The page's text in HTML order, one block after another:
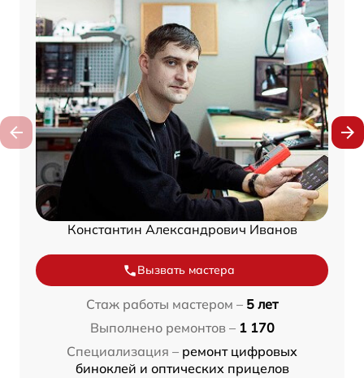
Константин Александрович Иванов
Вызвать мастера
Стаж работы мастером – 5 лет
Выполнено ремонтов – 1 170
Специализация – ремонт цифровых
биноклей и оптических прицелов